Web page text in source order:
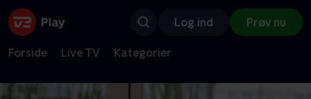
Log ind Prøv nu
Forside Live TV Kategorier